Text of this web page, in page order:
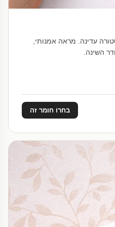
עדינה. מראה אמנותי,
השינה.
בחרו חומר זה